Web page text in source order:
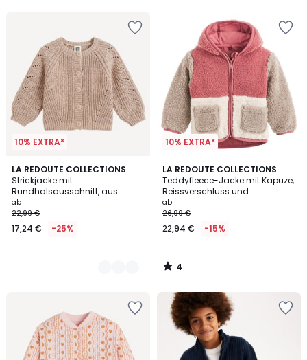
10% EXTRA*
LA REDOUTE COLLECTIONS
Strickjacke mit
Rundhalsausschnitt, aus
feinem Rippenstrick
ab
22,99 €
17,24 € -25%
2
Farben
10% EXTRA*
LA REDOUTE COLLECTIONS
Teddyfleece-Jacke mit Kapuze,
Reissverschluss und
Jerseyfutter
ab
26,99 €
22,94 € -15%
4
/
5
4
/